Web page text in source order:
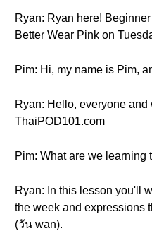
Ryan: Ryan here!
Better Wear Pink on
Pim: Hi, my name is Pim,
Ryan: Hello, everyone and
ThaiPOD101.com
Pim: What are we learning
Ryan: In this lesson you'll
the week and expressions
(วัน wan).